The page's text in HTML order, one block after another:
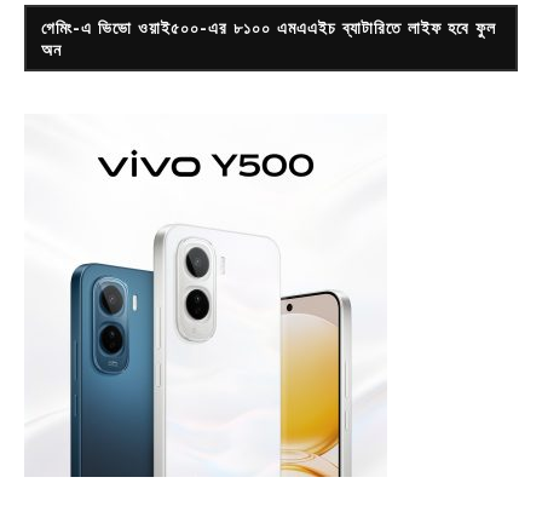
গেমিং-এ ভিভো ওয়াই৫০০-এর ৮১০০ এমএএইচ ব্যাটারিতে লাইফ হবে ফুল
অন